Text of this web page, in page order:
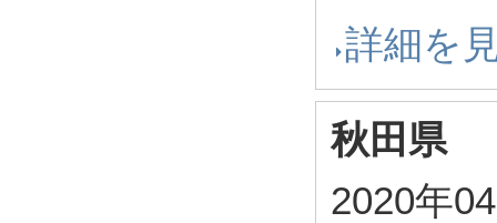
詳細を
秋田県
2020年